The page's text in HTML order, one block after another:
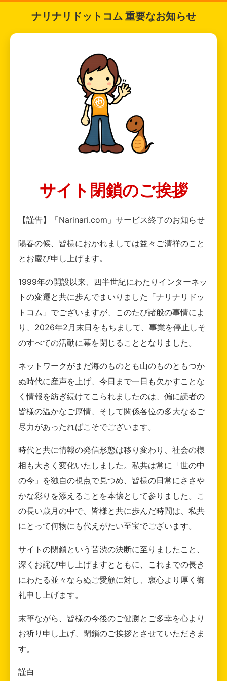
ナリナリドットコム 重要なお知らせ
サイト閉鎖のご挨拶
【謹告】「Narinari.com」サービス終了のお知らせ
陽春の候、皆様におかれましては益々ご清祥のこと
とお慶び申し上げます。
1999年の開設以来、四半世紀にわたりインターネッ
トの変遷と共に歩んでまいりました「ナリナリドッ
トコム」でございますが、このたび諸般の事情によ
り、2026年2月末日をもちまして、事業を停止しそ
のすべての活動に幕を閉じることとなりました。
ネットワークがまだ海のものとも山のものともつか
ぬ時代に産声を上げ、今日まで一日も欠かすことな
く情報を紡ぎ続けてこられましたのは、偏に読者の
皆様の温かなご厚情、そして関係各位の多大なるご
尽力があったればこそでございます。
時代と共に情報の発信形態は移り変わり、社会の様
相も大きく変化いたしました。私共は常に「世の中
の今」を独自の視点で見つめ、皆様の日常にささや
かな彩りを添えることを本懐として参りました。こ
の長い歳月の中で、皆様と共に歩んだ時間は、私共
にとって何物にも代えがたい至宝でございます。
サイトの閉鎖という苦渋の決断に至りましたこと、
深くお詫び申し上げますとともに、これまでの長き
にわたる並々ならぬご愛顧に対し、衷心より厚く御
礼申し上げます。
末筆ながら、皆様の今後のご健勝とご多幸を心より
お祈り申し上げ、閉鎖のご挨拶とさせていただきま
す。
謹白